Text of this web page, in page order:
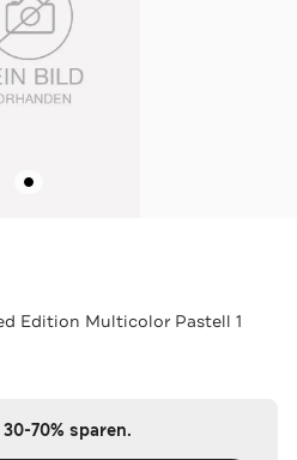
Edition Multicolor Pastell 1
70% sparen.